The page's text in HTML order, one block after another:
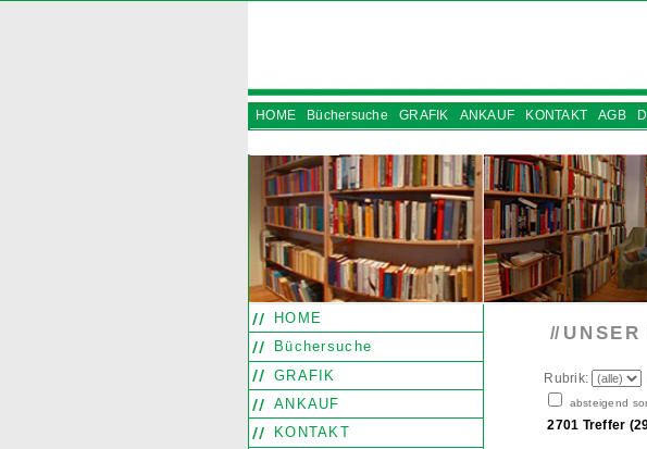
HOME Büchersuche GRAFIK ANKAUF KONTAKT AGB
HOME
Büchersuche
GRAFIK
ANKAUF
KONTAKT
// UNSER
Rubrik:
absteigend
2701 Treffer